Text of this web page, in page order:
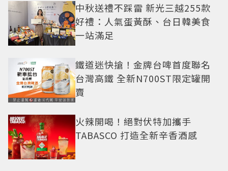
中秋送禮不踩雷 新光三越255款
好禮：人氣蛋黃酥、台日韓美食
一站滿足
鐵道迷快搶！金牌台啤首度聯名
台灣高鐵 全新N700ST限定罐開
賣
火辣開喝！絕對伏特加攜手
TABASCO 打造全新辛香酒感